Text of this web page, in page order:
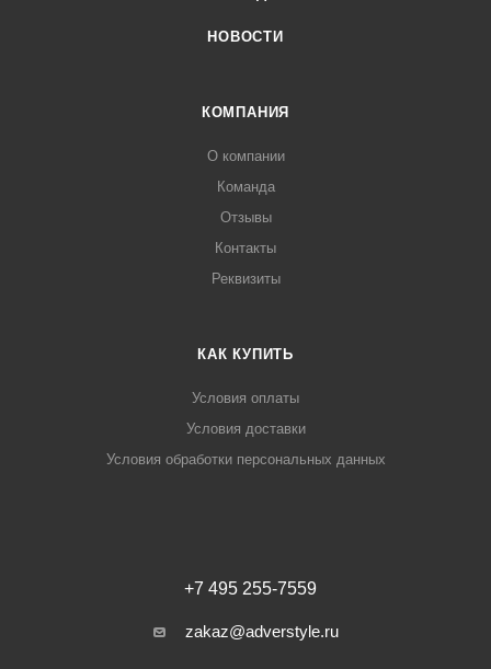
НОВОСТИ
КОМПАНИЯ
О компании
Команда
Отзывы
Контакты
Реквизиты
КАК КУПИТЬ
Условия оплаты
Условия доставки
Условия обработки персональных данных
+7 495 255-7559
zakaz@adverstyle.ru